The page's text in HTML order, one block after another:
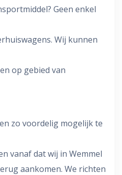
Geen enkel
Wij kunnen
op gebied van
zo voordelig mogelijk te
vanaf dat wij in Wemmel
aankomen. We richten